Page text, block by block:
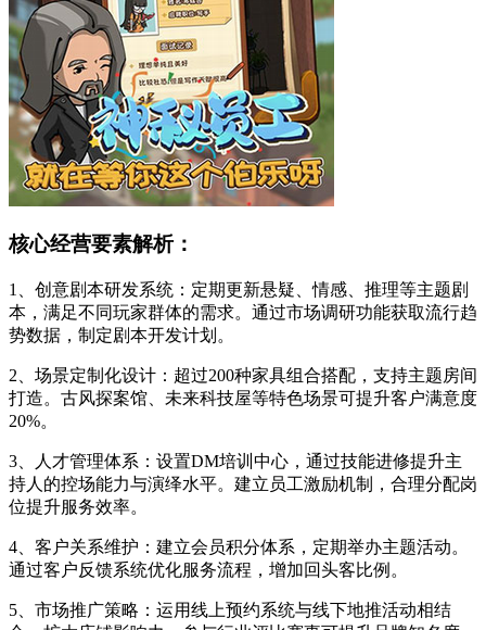
核心经营要素解析：
1、创意剧本研发系统：定期更新悬疑、情感、推理等主题剧
本，满足不同玩家群体的需求。通过市场调研功能获取流行趋
势数据，制定剧本开发计划。
2、场景定制化设计：超过200种家具组合搭配，支持主题房间
打造。古风探案馆、未来科技屋等特色场景可提升客户满意度
20%。
3、人才管理体系：设置DM培训中心，通过技能进修提升主
持人的控场能力与演绎水平。建立员工激励机制，合理分配岗
位提升服务效率。
4、客户关系维护：建立会员积分体系，定期举办主题活动。
通过客户反馈系统优化服务流程，增加回头客比例。
5、市场推广策略：运用线上预约系统与线下地推活动相结